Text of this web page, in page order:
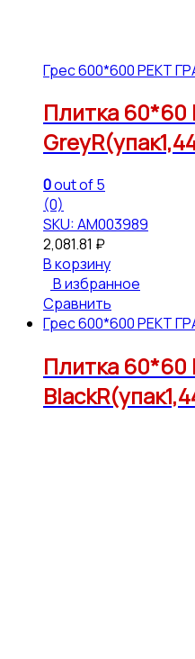
Грес 600*600 РЕКТ
Плитка 60*60
0out of 5
(0)
SKU: АМ003989
2,081.81 ₽
В корзину
В избранное
Сравнить
Грес 600*600 РЕКТ
Плитка 60*60